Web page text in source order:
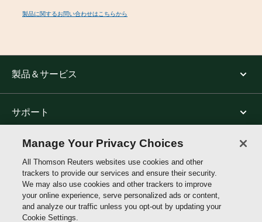
製品に関するお問い合わせはこちらから
製品＆サービス
サポート
トムソン・ロイターについて
公式SNS
Manage Your Privacy Choices
All Thomson Reuters websites use cookies and other
trackers to provide our services and ensure their security.
We may also use cookies and other trackers to improve
your online experience, serve personalized ads or content,
and analyze our traffic unless you opt-out by updating your
Cookie Settings.